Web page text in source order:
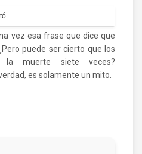
vez esa frase que dice que
puede ser cierto que los
la muerte siete veces?
es solamente un mito.